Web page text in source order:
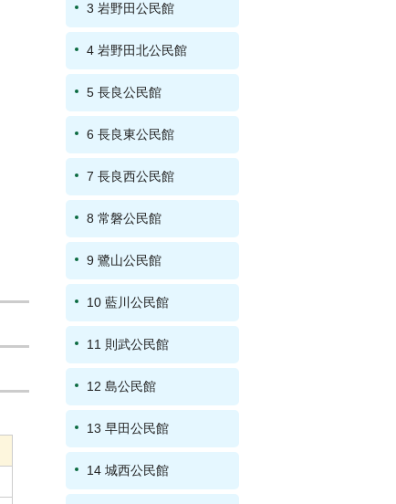
3 岩野田公民館
4 岩野田北公民館
5 長良公民館
6 長良東公民館
7 長良西公民館
8 常磐公民館
9 鷺山公民館
10 藍川公民館
11 則武公民館
12 島公民館
13 早田公民館
14 城西公民館